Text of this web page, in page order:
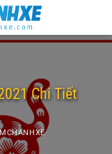
Chi Tiết